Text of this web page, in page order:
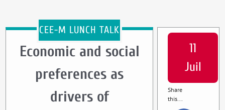
CEE-M LUNCH TALK
Economic and social
preferences as
drivers of
11
Juil
Share
this...